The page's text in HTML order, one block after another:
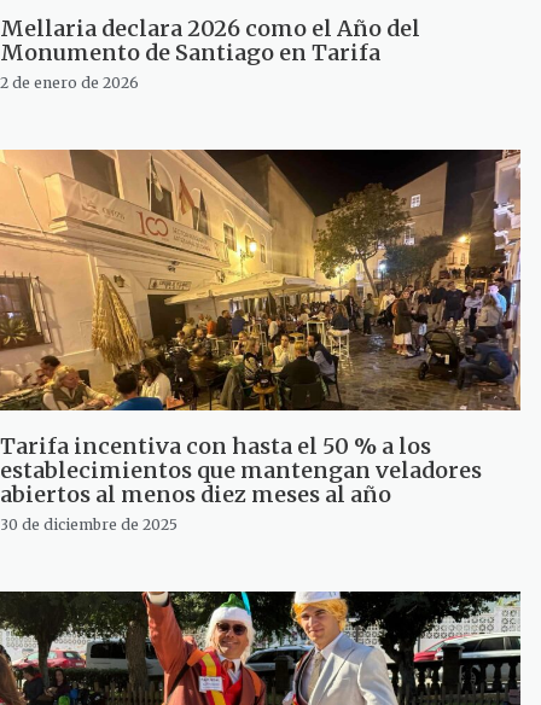
Mellaria declara 2026 como el Año del
Monumento de Santiago en Tarifa
2 de enero de 2026
Tarifa incentiva con hasta el 50 % a los
establecimientos que mantengan veladores
abiertos al menos diez meses al año
30 de diciembre de 2025